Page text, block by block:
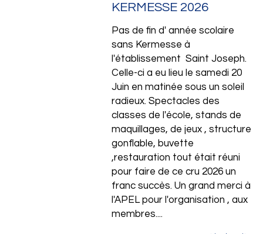
KERMESSE 2026
Pas de fin d' année scolaire
sans Kermesse à
l'établissement Saint Joseph.
Celle-ci a eu lieu le samedi 20
Juin en matinée sous un soleil
radieux. Spectacles des
classes de l'école, stands de
maquillages, de jeux , structure
gonflable, buvette
,restauration tout était réuni
pour faire de ce cru 2026 un
franc succès. Un grand merci à
l'APEL pour l'organisation , aux
membres....